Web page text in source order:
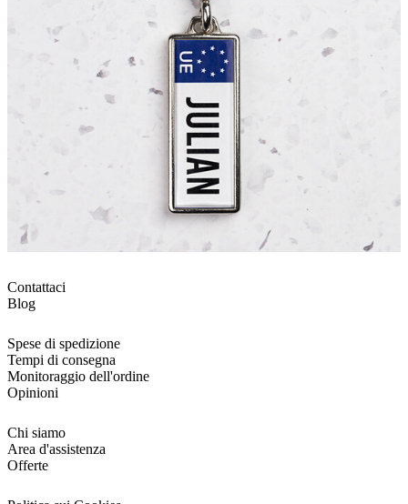
Contattaci
Blog
Spese di spedizione
Tempi di consegna
Monitoraggio dell'ordine
Opinioni
Chi siamo
Area d'assistenza
Offerte